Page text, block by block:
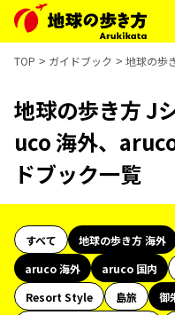
TOP ガイドブック 地球の歩
地球の歩き方 J
uco 海外、
ドブック一覧
すべて 地球の歩き方 海外
aruco 海外
aruco 国内
Resort Style
島旅 御